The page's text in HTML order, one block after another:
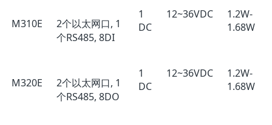
M310E
2个以太网口, 1
个RS485, 8DI
1
DC
12~36VDC
1.2W-
1.68W
M320E
2个以太网口, 1
个RS485, 8DO
1
DC
12~36VDC
1.2W-
1.68W